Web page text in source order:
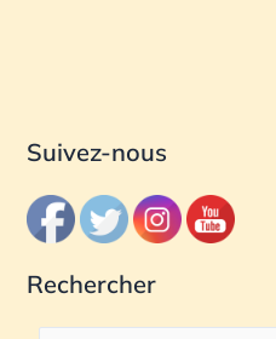
Suivez-nous
Rechercher